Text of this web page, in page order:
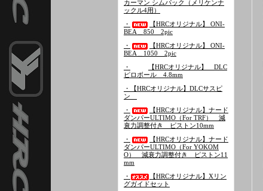
カーマン シムパック（メリケンナ
ックル4用）
・
【HRCオリジナル】 ONI-
BEA＿850 2pic
・
【HRCオリジナル】 ONI-
BEA＿1050 2pic
・
【HRCオリジナル】 DLC
ピロボール 4.8mm
・【HRCオリジナル】DLCサスピ
ン
・
【HRCオリジナル】ナード
ダンパーULTIMO（For TRF） 減
衰力調整付き ピストン10mm
・
【HRCオリジナル】ナード
ダンパーULTIMO（For YOKOM
O） 減衰力調整付き ピストン11
mm
・
【HRCオリジナル】Xリン
グガイドセット